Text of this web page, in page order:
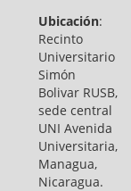
Ubicación:
Recinto
Universitario
Simón
Bolivar RUSB,
sede central
UNI Avenida
Universitaria,
Managua,
Nicaragua.